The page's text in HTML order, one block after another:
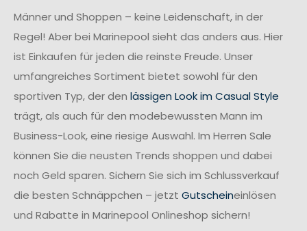
Männer und Shoppen – keine Leidenschaft, in der
Regel! Aber bei Marinepool sieht das anders aus. Hier
ist Einkaufen für jeden die reinste Freude. Unser
umfangreiches Sortiment bietet sowohl für den
sportiven Typ, der den lässigen Look im Casual Style
trägt, als auch für den modebewussten Mann im
Business-Look, eine riesige Auswahl. Im Herren Sale
können Sie die neusten Trends shoppen und dabei
noch Geld sparen. Sichern Sie sich im Schlussverkauf
die besten Schnäppchen – jetzt Gutscheineinlösen
und Rabatte in Marinepool Onlineshop sichern!